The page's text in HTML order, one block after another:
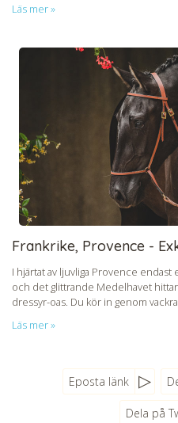
Läs mer »
Frankrike, Provence -
I hjärtat av ljuvliga Provence
och det glittrande Medelhavet
dressyr-oas. Du kör in genom
Läs mer »
Eposta länk
Dela på